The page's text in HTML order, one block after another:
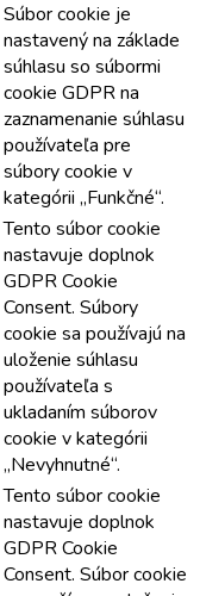
Súbor cookie je
nastavený na základe
súhlasu so súbormi
cookie GDPR na
zaznamenanie súhlasu
používateľa pre
súbory cookie v
kategórii „Funkčné“.
Tento súbor cookie
nastavuje doplnok
GDPR Cookie
Consent. Súbory
cookie sa používajú na
uloženie súhlasu
používateľa s
ukladaním súborov
cookie v kategórii
„Nevyhnutné“.
Tento súbor cookie
nastavuje doplnok
GDPR Cookie
Consent. Súbor cookie